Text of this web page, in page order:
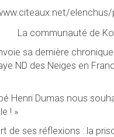
La communauté de
sa dernière
ND des Neiges en
Henri Dumas nous
! »
de ses réflexions : la